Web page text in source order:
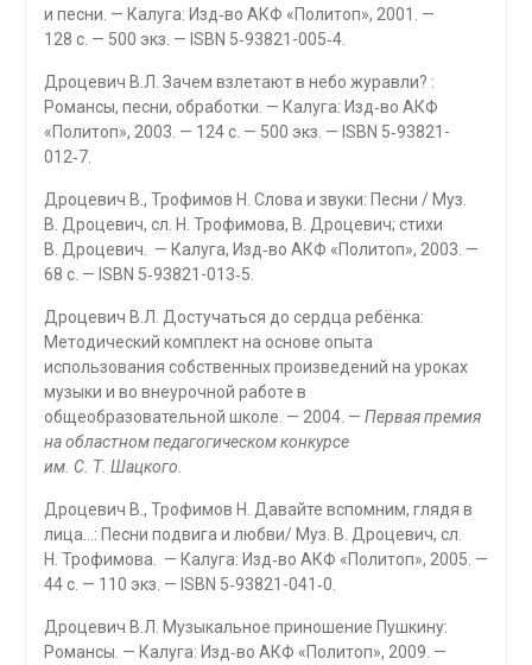
и песни. — Калуга: Изд‑во АКФ «Политоп», 2001. —
128 с. — 500 экз. — ISBN 5‑93821-005‑4.
Дроцевич В.Л. Зачем взлетают в небо журавли? :
Романсы, песни, обработки. — Калуга: Изд‑во АКФ
«Политоп», 2003. — 124 с. — 500 экз. — ISBN 5‑93821-
012‑7.
Дроцевич В., Трофимов Н. Слова и звуки: Песни / Муз.
В. Дроцевич, сл. Н. Трофимова, В. Дроцевич; стихи
В. Дроцевич. — Калуга, Изд‑во АКФ «Политоп», 2003. —
68 с. — ISBN 5‑93821-013‑5.
Дроцевич В.Л. Достучаться до сердца ребёнка:
Методический комплект на основе опыта
использования собственных произведений на уроках
музыки и во внеурочной работе в
общеобразовательной школе. — 2004. — Первая премия
на областном педагогическом конкурсе
им. С. Т. Шацкого.
Дроцевич В., Трофимов Н. Давайте вспомним, глядя в
лица…: Песни подвига и любви/ Муз. В. Дроцевич, сл.
Н. Трофимова. — Калуга: Изд‑во АКФ «Политоп», 2005. —
44 с. — 110 экз. — ISBN 5‑93821-041‑0.
Дроцевич В.Л. Музыкальное приношение Пушкину:
Романсы. — Калуга: Изд‑во АКФ «Политоп», 2009. —